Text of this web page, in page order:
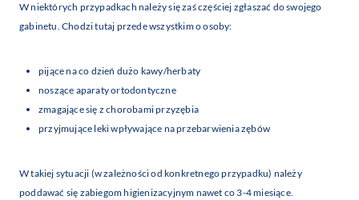
W niektórych przypadkach należy się zaś częściej zgłaszać do swojego
gabinetu. Chodzi tutaj przede wszystkim o osoby:
pijące na co dzień dużo kawy/herbaty
noszące aparaty ortodontyczne
zmagające się z chorobami przyzębia
przyjmujące leki wpływające na przebarwienia zębów
W takiej sytuacji (w zależności od konkretnego przypadku) należy
poddawać się zabiegom higienizacyjnym nawet co 3-4 miesiące.